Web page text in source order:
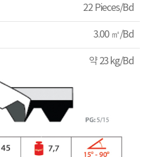
22 Pieces/Bd
3.00 ㎡/Bd
약 23 kg/Bd